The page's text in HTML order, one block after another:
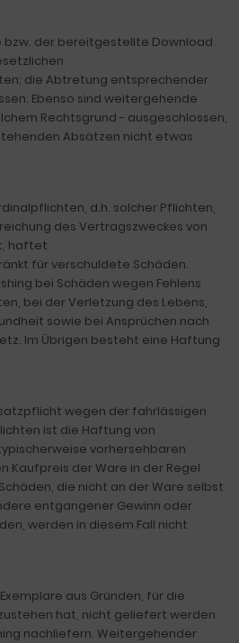
der bereitgestellte Download
die Abtretung entsprechender
Ebenso sind weitergehende
Rechtsgrund - ausgeschlossen,
Absätzen nicht etwas
d.h. solcher Pflichten,
des Vertragszweckes von
haftet
für verschuldete Schäden.
bei Schäden wegen Fehlens
bei der Verletzung des Lebens,
sowie bei Ansprüchen nach
Im Übrigen besteht eine Haftung
wegen der fahrlässigen
ist die Haftung von
vorhersehbaren
Kaufpreis der Ware in der Regel
die nicht an der Ware selbst
entgangener Gewinn oder
werden in diesem Fall nicht
aus Gründen, für die
hat, nicht geliefert werden
nachliefern. Weitergehender